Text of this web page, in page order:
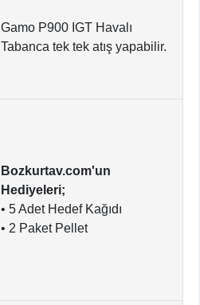
Gamo P900 IGT Havalı
Tabanca tek tek atış yapabilir.
Bozkurtav.com'un
Hediyeleri;
• 5 Adet Hedef Kağıdı
• 2 Paket Pellet